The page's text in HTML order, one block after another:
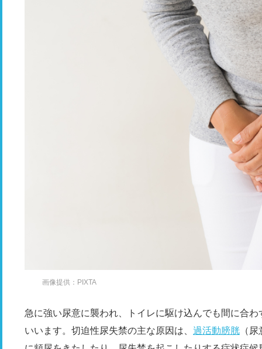
画像提供：PIXTA
急に強い尿意に襲われ、トイレに駆け込んでも間に合
いいます。切迫性尿失禁の主な原因は、 過活動膀胱 （